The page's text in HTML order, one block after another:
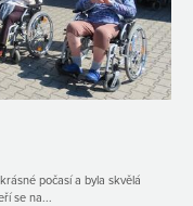
počasí a byla skvělá
se na...